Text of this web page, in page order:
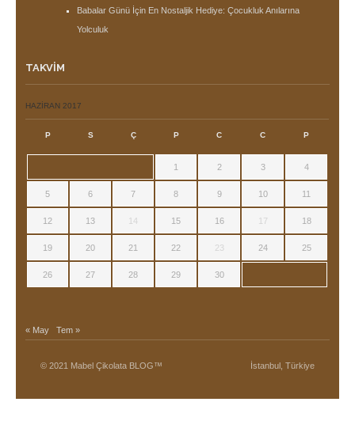
Babalar Günü İçin En Nostaljik Hediye: Çocukluk Anılarına
Yolculuk
TAKVIM
HAZIRAN 2017
P S Ç P C C P
1 2 3 4
5 6 7 8 9 10 11
12 13 14 15 16 17 18
19 20 21 22 23 24 25
26 27 28 29 30
« May Tem »
© 2021 Mabel Çikolata BLOG™ İstanbul, Türkiye